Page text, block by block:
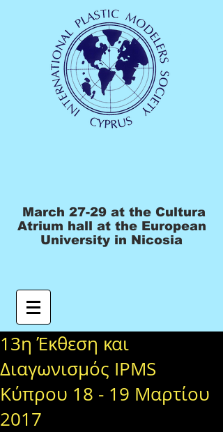
March 27-29 at the Cultura
Atrium hall at the European
University in Nicosia
13η Έκθεση και
Διαγωνισμός IPMS
Κύπρου 18 - 19 Μαρτίου
2017